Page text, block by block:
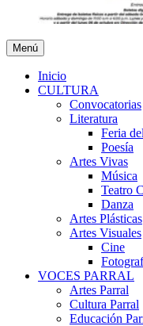
Menú
Inicio
CULTURA
Convocatorias
Literatura
Feria
Poesía
Artes Vivas
Música
Teatro
Danza
Artes Plásticas
Artes Visuales
Cine
VOCES PARRAL
Artes Parral
Cultura Parral
Educación